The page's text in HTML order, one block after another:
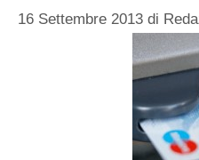
16 Settembre 2013 di